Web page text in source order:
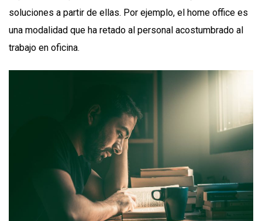
soluciones a partir de ellas. Por ejemplo, el home office es
una modalidad que ha retado al personal acostumbrado al
trabajo en oficina.